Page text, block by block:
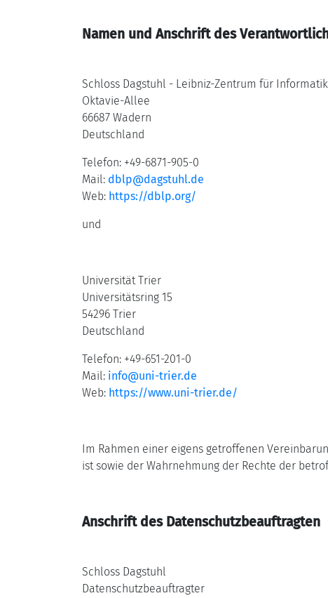
Namen und Anschrift des
Schloss Dagstuhl - Leibniz-Zentrum für Informatik
Oktavie-Allee
66687 Wadern
Deutschland
Telefon: +49-6871-905-0
Mail: dblp@dagstuhl.de
Web: https://dblp.org/
und
Universität Trier
Universitätsring 15
54296 Trier
Deutschland
Telefon: +49-651-201-0
Mail: info@uni-trier.de
Web: https://www.uni-trier.de/
Im Rahmen einer eigens getroffenen
ist sowie der Wahrnehmung der Rechte der
Anschrift des Datenschutzbeauftragten
Schloss Dagstuhl
Datenschutzbeauftragter